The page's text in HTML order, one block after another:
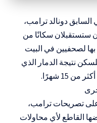
السابق دونالد ترامب،
ستستقبلان سكانًا من
لصحفيين في البيت
نتيجة الدمار الذي
15 شهرًا.
على تصريحات ترامب،
القاطع لأي محاولات